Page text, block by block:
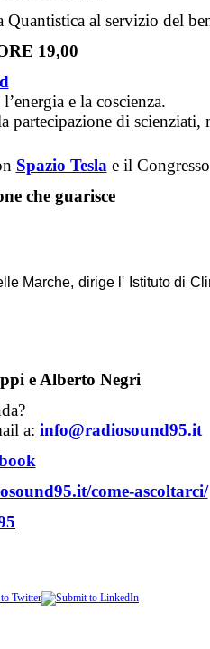
al servizio del
19,00
e la coscienza.
partecipazione di scienziati,
Spazio Tesla e il Congresso
che guarisce
Marche, dirige l' Istituto di
e Alberto Negri
a: info@radiosound95.it
come-ascoltarci/